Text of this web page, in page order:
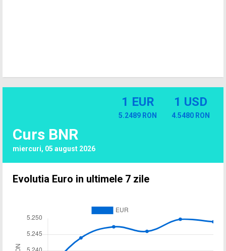
Curs BNR
miercuri, 05 august 2026
1 EUR
5.2489 RON
1 USD
4.5480 RON
Evolutia Euro in ultimele 7 zile